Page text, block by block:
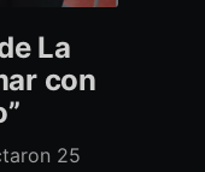
La
con
25